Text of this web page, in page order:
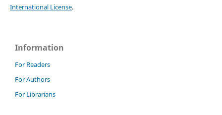
International License.
Information
For Readers
For Authors
For Librarians